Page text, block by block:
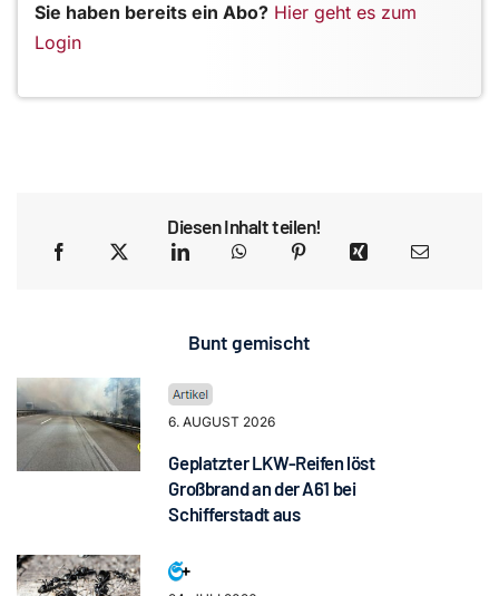
Sie haben bereits ein Abo? Hier geht es zum
Login
Diesen Inhalt teilen!
Bunt gemischt
6. AUGUST 2026
Geplatzter LKW-Reifen löst
Großbrand an der A61 bei
Schifferstadt aus